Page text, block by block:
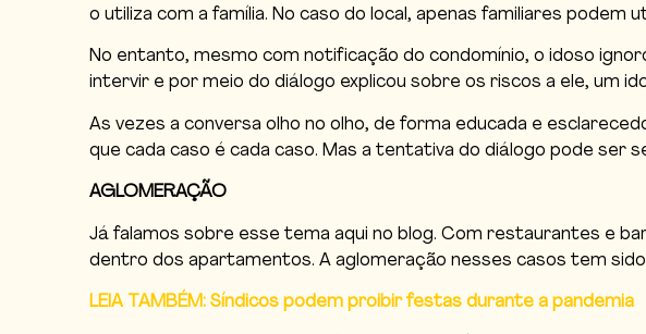
o utiliza com a família. No caso do local, apenas familiares podem
No entanto, mesmo com notificação do condomínio, o idoso
intervir e por meio do diálogo explicou sobre os riscos a ele, um
As vezes a conversa olho no olho, de forma educada e
que cada caso é cada caso. Mas a tentativa do diálogo pode ser
AGLOMERAÇÃO
Já falamos sobre esse tema aqui no blog. Com restaurantes e
dentro dos apartamentos. A aglomeração nesses casos tem
LEIA TAMBÉM: Síndicos podem proibir festas durante a pandemia